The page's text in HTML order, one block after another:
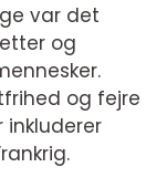
var det
og
og fejre
inkluderer